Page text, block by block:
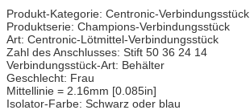
Produkt-Kategorie: Centronic-Verbindungsstück
Produktserie: Champions-Verbindungsstück
Art: Centronic-Lötmittel-Verbindungsstück
Zahl des Anschlusses: Stift 50 36 24 14
Verbindungsstück-Art: Behälter
Geschlecht: Frau
Mittellinie = 2.16mm [0.085in]
Isolator-Farbe: Schwarz oder blau